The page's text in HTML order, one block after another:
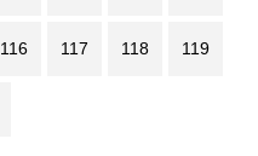
116 117 118 119